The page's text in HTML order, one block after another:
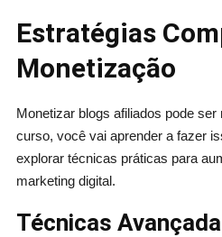
Estratégias
Monetização
Monetizar blogs afiliados pode
curso, você vai aprender a fazer
explorar técnicas práticas para
marketing digital.
Técnicas